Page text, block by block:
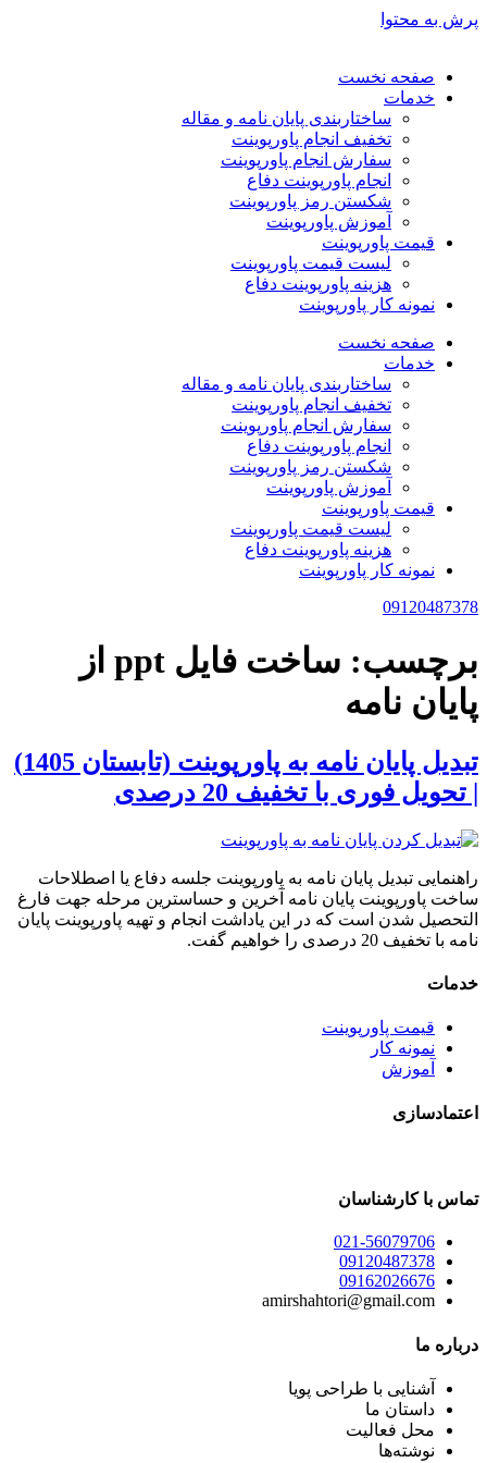
پرش به محتوا
صفحه نخست
خدمات
ساختاربندی پایان نامه و مقاله
تخفیف انجام پاورپوینت
سفارش انجام پاورپوینت
انجام پاورپوینت دفاع
شکستن رمز پاورپوینت
آموزش پاورپوینت
قیمت پاورپوینت
لیست قیمت پاورپوینت
هزینه پاورپوینت دفاع
نمونه کار پاورپوینت
صفحه نخست
خدمات
ساختاربندی پایان نامه و مقاله
تخفیف انجام پاورپوینت
سفارش انجام پاورپوینت
انجام پاورپوینت دفاع
شکستن رمز پاورپوینت
آموزش پاورپوینت
قیمت پاورپوینت
لیست قیمت پاورپوینت
هزینه پاورپوینت دفاع
نمونه کار پاورپوینت
09120487378
برچسب:
ساخت فایل ppt از
پایان نامه
تبدیل پایان نامه به پاورپوینت (تابستان 1405)
| تحویل فوری با تخفیف 20 درصدی
راهنمایی تبدیل پایان نامه به پاورپوینت جلسه دفاع یا اصطلاحات
ساخت پاورپوینت پایان نامه آخرین و حساسترین مرحله جهت فارغ
التحصیل شدن است که در این یاداشت انجام و تهیه پاورپوینت پایان
نامه با تخفیف 20 درصدی را خواهیم گفت.
خدمات
قیمت پاورپوینت
نمونه کار
آموزش
اعتمادسازی
تماس با کارشناسان
021-56079706
09120487378
09162026676
amirshahtori@gmail.com
درباره ما
آشنایی با طراحی پویا
داستان ما
محل فعالیت
نوشته‌ها